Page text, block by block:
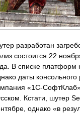
разработан
состоится 22
В списке платформ
даты
«1С-СофтКлаб»
Кстати, шутер
однако «в